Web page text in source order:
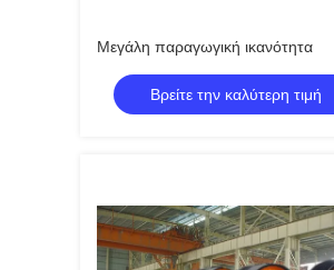
Μεγάλη παραγωγική ικανότητα
Βρείτε την καλύτερη τιμή